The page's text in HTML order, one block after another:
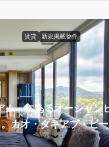
賃貸 新規掲載物件
ム」にあるオーシャン
カオ・タキアブ・ビー